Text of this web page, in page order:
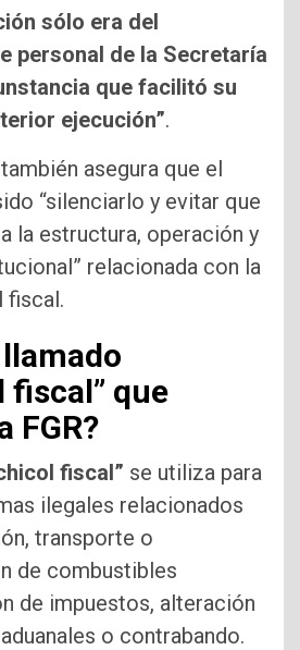
sólo era del
personal de la Secretaría
que facilitó su
ejecución”.
asegura que el
“silenciarlo y evitar que
la estructura, operación y
relacionada con la
fiscal.
llamado
fiscal” que
FGR?
fiscal” se utiliza para
ilegales relacionados
transporte o
de combustibles
de impuestos, alteración
o contrabando.